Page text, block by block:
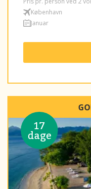
København
Januar
17
dage